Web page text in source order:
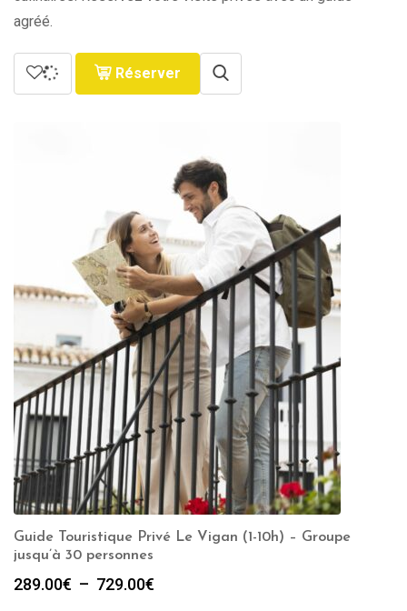
agréé.
Réserver
Guide Touristique Privé Le Vigan (1-10h) – Groupe
jusqu’à 30 personnes
289.00€ – 729.00€